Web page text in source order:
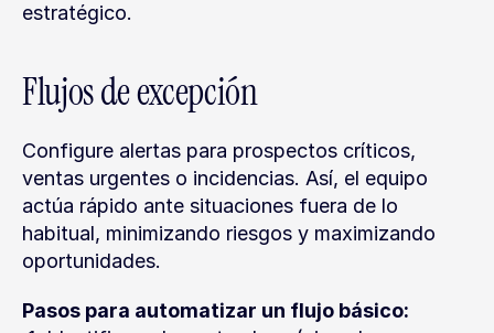
estratégico.
Flujos de excepción
Configure alertas para prospectos críticos,
ventas urgentes o incidencias. Así, el equipo
actúa rápido ante situaciones fuera de lo
habitual, minimizando riesgos y maximizando
oportunidades.
Pasos para automatizar un flujo básico: